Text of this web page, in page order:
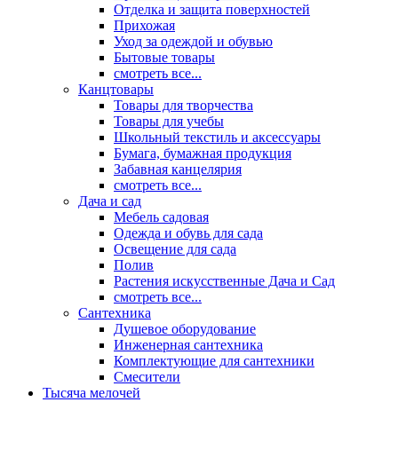
Отделка и защита поверхностей
Прихожая
Уход за одеждой и обувью
Бытовые товары
смотреть все...
Канцтовары
Товары для творчества
Товары для учебы
Школьный текстиль и аксессуары
Бумага, бумажная продукция
Забавная канцелярия
смотреть все...
Дача и сад
Мебель садовая
Одежда и обувь для сада
Освещение для сада
Полив
Растения искусственные Дача и Сад
смотреть все...
Сантехника
Душевое оборудование
Инженерная сантехника
Комплектующие для сантехники
Смесители
Тысяча мелочей